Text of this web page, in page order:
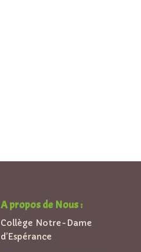
A propos de Nous :
Collège Notre-Dame
d’Espérance